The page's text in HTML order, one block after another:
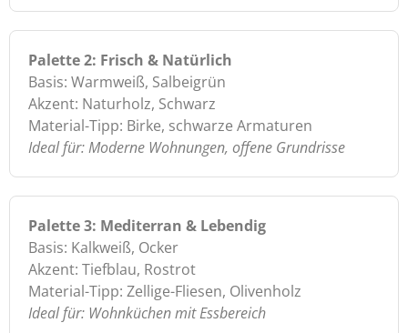
Palette 2: Frisch & Natürlich
Basis: Warmweiß, Salbeigrün
Akzent: Naturholz, Schwarz
Material-Tipp: Birke, schwarze Armaturen
Ideal für: Moderne Wohnungen, offene Grundrisse
Palette 3: Mediterran & Lebendig
Basis: Kalkweiß, Ocker
Akzent: Tiefblau, Rostrot
Material-Tipp: Zellige-Fliesen, Olivenholz
Ideal für: Wohnküchen mit Essbereich